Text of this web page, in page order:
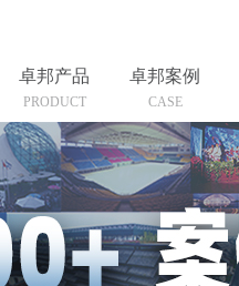
卓邦产品
PRODUCT
卓邦案例
CASE